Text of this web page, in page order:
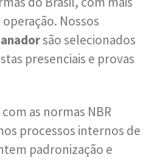
Nossos
são selecionados
presenciais e provas
as normas NBR
processos internos de
padronização e